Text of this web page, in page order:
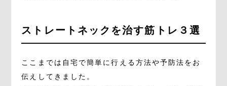
ストレートネックを治す筋トレ３選
ここまでは自宅で簡単に行える方法や予防法をお
伝えしてきました。